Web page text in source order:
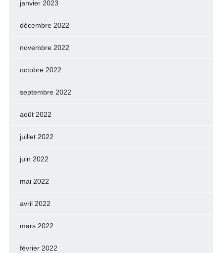
janvier 2023
décembre 2022
novembre 2022
octobre 2022
septembre 2022
août 2022
juillet 2022
juin 2022
mai 2022
avril 2022
mars 2022
février 2022